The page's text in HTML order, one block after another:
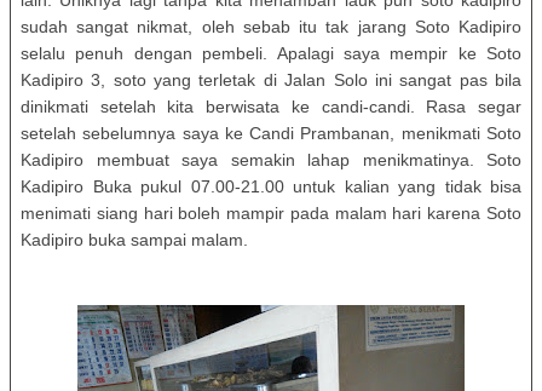
sudah sangat nikmat, oleh sebab itu tak jarang Soto Kadipiro
selalu penuh dengan pembeli. Apalagi saya mempir ke Soto
Kadipiro 3, soto yang terletak di Jalan Solo ini sangat pas bila
dinikmati setelah kita berwisata ke candi-candi. Rasa segar
setelah sebelumnya saya ke Candi Prambanan, menikmati Soto
Kadipiro membuat saya semakin lahap menikmatinya. Soto
Kadipiro Buka pukul 07.00-21.00 untuk kalian yang tidak bisa
menimati siang hari boleh mampir pada malam hari karena Soto
Kadipiro buka sampai malam.